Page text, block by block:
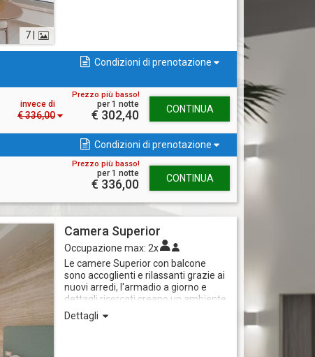
7 |
Condizioni di prenotazione
Prezzo più basso!
per 1 notte
€ 302,40
invece di
€ 336,00
CONTINUA
Condizioni di prenotazione
Prezzo più basso!
per 1 notte
€ 336,00 CONTINUA
Camera Superior
Occupazione max: 2x
Le camere Superior con balcone
sono accoglienti e rilassanti grazie ai
nuovi arredi, l'armadio a giorno e
dettagli ricercati creano un ambiente
raffinato e confortevole, perfetto per
un soggiorno indimenticabile.
Dettagli